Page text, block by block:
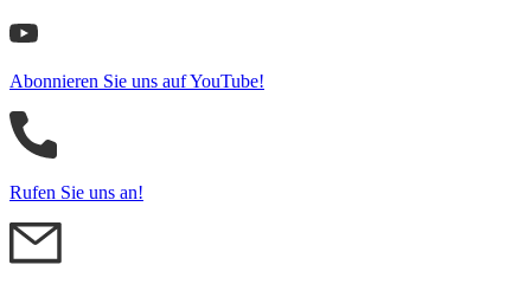
Abonnieren Sie uns auf YouTube!
Rufen Sie uns an!